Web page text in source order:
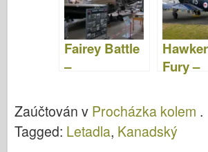
Fairey Battle
–
Fury –
Kolem
Zaúčtován v Procházka kolem .
Tagged: Letadla, Kanadský